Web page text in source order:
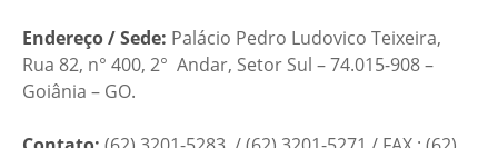
Endereço / Sede: Palácio Pedro Ludovico Teixeira,
Rua 82, n° 400, 2° Andar, Setor Sul – 74.015-908 –
Goiânia – GO.